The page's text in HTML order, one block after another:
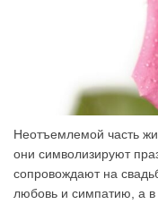
Неотъемлемой часть
они символизируют
сопровождают на
любовь и симпатию, а